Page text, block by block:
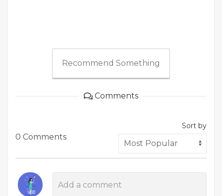
Recommend Something
Comments
0 Comments
Sort by